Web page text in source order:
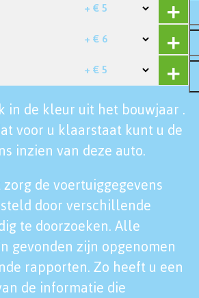
+ € 5
+ € 6
+ € 5
in de kleur uit het bouwjaar .
voor u klaarstaat kunt u de
inzien van deze auto.
de voertuiggegevens
door verschillende
te doorzoeken. Alle
gevonden zijn opgenomen
rapporten. Zo heeft u een
de informatie die